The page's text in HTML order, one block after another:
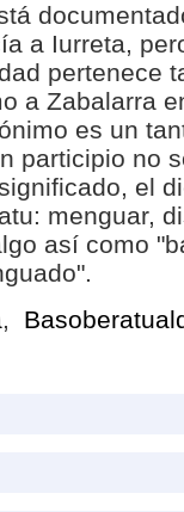
a Iurreta,
pertenece
a Zabalarra
es un
participio no
el
menguar,
así como
,